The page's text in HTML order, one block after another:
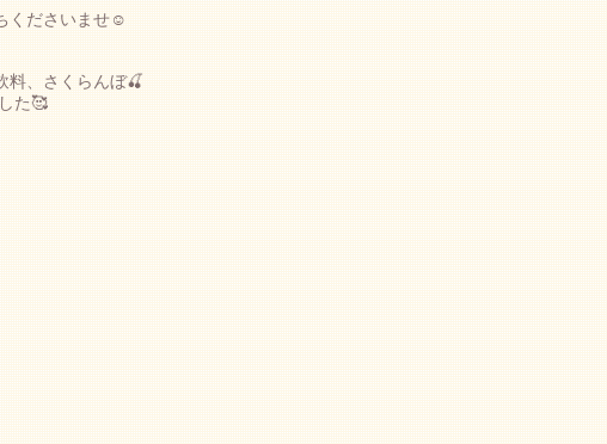
くださいませ☺️
料、さくらんぼ🍒
た🥰